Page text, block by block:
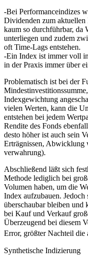
-Bei Performanceindizes
Dividenden zum aktuellen
kaum so durchführbar, da
unterliegen und zudem
oft Time-Lags entstehen.
-Ein Index ist immer voll
Problematisch ist bei der
Indexgewichtung
vielen Werten, kann die
entstehen bei jedem
Rendite des Fonds
desto höher ist auch sein
Erträgnissen, Abwicklung
Abschließend läßt sich
Methode lediglich bei
Volumen haben, um die
Index aufzubauen.
überschaubar bleiben und
bei Kauf und Verkauf
Überzeugend bei diesem